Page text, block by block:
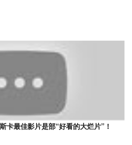
卡最佳影片是部“好看的大烂片”！